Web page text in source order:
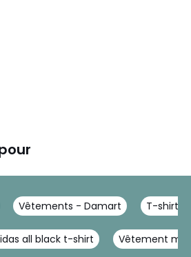
Vêtements - Damart T-shirt -
all black t-shirt Vêtement